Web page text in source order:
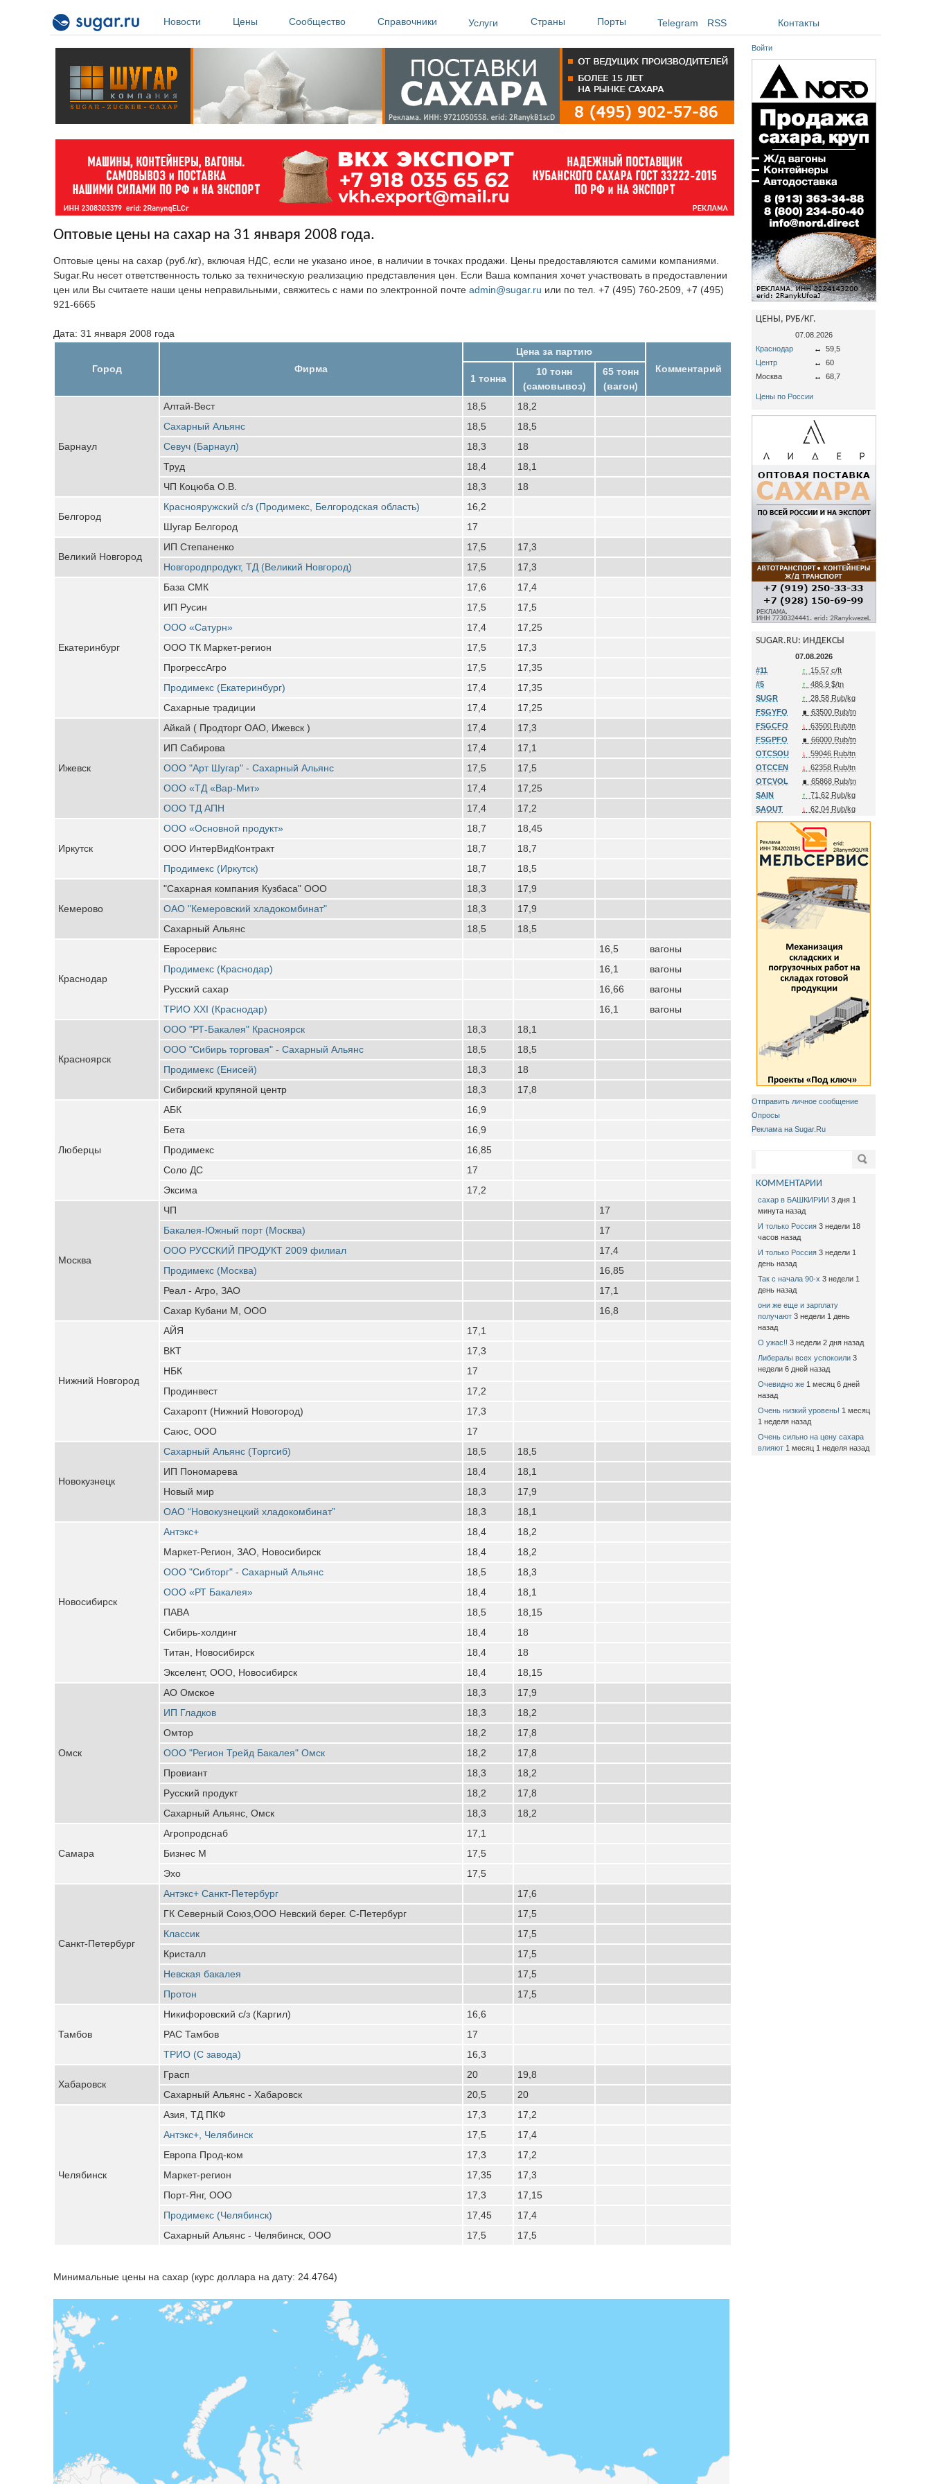
Новости
Цены Сообщество Справочники Услуги Страны Порты Telegram RSS Контакты
Оптовые цены на сахар на 31 января 2008 года.
Оптовые цены на сахар (руб./кг), включая НДС, если не указано иное, в наличии в точках продажи. Цены предоставляются самими компаниями.
Sugar.Ru несет ответственность только за техническую реализацию представления цен. Если Ваша компания хочет участвовать в предоставлении
цен или Вы считаете наши цены неправильными, свяжитесь с нами по электронной почте admin@sugar.ru или по тел. +7 (495) 760-2509, +7 (495)
921-6665
Дата: 31 января 2008 года
Город Фирма
Цена за партию
Комментарий
1 тонна
10 тонн
(самовывоз)
65 тонн
(вагон)
Барнаул
Алтай-Вест 18,5
18,2
Сахарный Альянс
18,5
18,5
Севуч (Барнаул)
18,3
18
Труд
18,4
18,1
ЧП Коцюба О.В.
18,3 18
Белгород
Краснояружский с/з (Продимекс, Белгородская область)
16,2
Шугар Белгород
17
Великий Новгород
ИП Степаненко 17,5
17,3
Новгородпродукт, ТД (Великий Новгород)
17,5 17,3
Екатеринбург
База СМК 17,6
17,4
ИП Русин
17,5
17,5
ООО «Сатурн»
17,4
17,25
ООО ТК Маркет-регион
17,5
17,3
ПрогрессАгро
17,5
17,35
Продимекс (Екатеринбург)
17,4
17,35
Сахарные традиции
17,4 17,25
Ижевск
Айкай ( Продторг ОАО, Ижевск ) 17,4
17,3
ИП Сабирова
17,4
17,1
ООО "Арт Шугар" - Сахарный Альянс
17,5
17,5
ООО «ТД «Вар-Мит»
17,4
17,25
ООО ТД АПН
17,4 17,2
Иркутск
ООО «Основной продукт» 18,7
18,45
ООО ИнтерВидКонтракт
18,7
18,7
Продимекс (Иркутск)
18,7 18,5
Кемерово
"Сахарная компания Кузбаса" ООО 18,3
17,9
ОАО "Кемеровский хладокомбинат"
18,3
17,9
Сахарный Альянс
18,5 18,5
Краснодар
Евросервис 16,5
вагоны
Продимекс (Краснодар)
16,1
вагоны
Русский сахар
16,66
вагоны
ТРИО XXI (Краснодар)
16,1 вагоны
Красноярск
ООО "РТ-Бакалея" Красноярск 18,3
18,1
ООО "Сибирь торговая" - Сахарный Альянс
18,5
18,5
Продимекс (Енисей)
18,3
18
Сибирский крупяной центр
18,3 17,8
Люберцы
АБК
16,9
Бета
16,9
Продимекс
16,85
Соло ДС
17
Эксима
17,2
Москва
ЧП
17
Бакалея-Южный порт (Москва)
17
ООО РУССКИЙ ПРОДУКТ 2009 филиал
17,4
Продимекс (Москва)
16,85
Реал - Агро, ЗАО
17,1
Сахар Кубани М, ООО
16,8
Нижний Новгород
АЙЯ
17,1
ВКТ
17,3
НБК
17
Продинвест
17,2
Сахаропт (Нижний Новогород)
17,3
Саюс, ООО
17
Новокузнецк
Сахарный Альянс (Торгсиб) 18,5
18,5
ИП Пономарева
18,4
18,1
Новый мир
18,3
17,9
ОАО “Новокузнецкий хладокомбинат”
18,3 18,1
Новосибирск
Антэкс+ 18,4
18,2
Маркет-Регион, ЗАО, Новосибирск
18,4
18,2
ООО "Сибторг" - Сахарный Альянс
18,5
18,3
ООО «РТ Бакалея»
18,4
18,1
ПАВА
18,5
18,15
Сибирь-холдинг
18,4
18
Титан, Новосибирск
18,4
18
Экселент, ООО, Новосибирск
18,4 18,15
Омск
АО Омское 18,3
17,9
ИП Гладков
18,3
18,2
Омтор
18,2
17,8
ООО "Регион Трейд Бакалея" Омск
18,2
17,8
Провиант
18,3
18,2
Русский продукт
18,2
17,8
Сахарный Альянс, Омск
18,3 18,2
Самара
Агропродснаб
17,1
Бизнес М
17,5
Эхо
17,5
Санкт-Петербург
Антэкс+ Санкт-Петербург
17,6
ГК Северный Союз,ООО Невский берег. С-Петербург
17,5
Классик
17,5
Кристалл
17,5
Невская бакалея
17,5
Протон
17,5
Тамбов
Никифоровский с/з (Каргил)
16,6
РАС Тамбов
17
ТРИО (С завода)
16,3
Хабаровск
Грасп 20
19,8
Сахарный Альянс - Хабаровск
20,5 20
Челябинск
Азия, ТД ПКФ 17,3
17,2
Антэкс+, Челябинск
17,5
17,4
Европа Прод-ком
17,3
17,2
Маркет-регион
17,35
17,3
Порт-Янг, ООО
17,3
17,15
Продимекс (Челябинск)
17,45
17,4
Сахарный Альянс - Челябинск, ООО
17,5 17,5
Минимальные цены на сахар (курс доллара на дату: 24.4764)
Войти
ЦЕНЫ, РУБ/КГ.
07.08.2026
Краснодар
↔
59,5
Центр
↔
60
Москва
↔ 68,7
Цены по России
SUGAR.RU: ИНДЕКСЫ
07.08.2026
#11
↑
15.57 c/ft
#5
↑
486.9 $/tn
SUGR
↑
28.58 Rub/kg
FSGYFO
∎ 63500 Rub/tn
FSGCFO
↓
63500 Rub/tn
FSGPFO
∎ 66000 Rub/tn
OTCSOU
↓
59046 Rub/tn
OTCCEN
↓
62358 Rub/tn
OTCVOL
∎ 65868 Rub/tn
SAIN
↑
71.62 Rub/kg
SAOUT
↓ 62.04 Rub/kg
Отправить личное сообщение
Опросы
Реклама на Sugar.Ru
Поиск
КОММЕНТАРИИ
сахар в БАШКИРИИ 3 дня 1
минута назад
И только Россия 3 недели 18
часов назад
И только Россия 3 недели 1
день назад
Так с начала 90-х 3 недели 1
день назад
они же еще и зарплату
получают 3 недели 1 день
назад
О ужас!! 3 недели 2 дня назад
Либералы всех успокоили 3
недели 6 дней назад
Очевидно же 1 месяц 6 дней
назад
Очень низкий уровень! 1 месяц
1 неделя назад
Очень сильно на цену сахара
влияют 1 месяц 1 неделя назад